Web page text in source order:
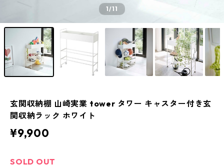
1/11
玄関収納棚 山崎実業 tower タワー キャスター付き玄
関収納ラック ホワイト
¥9,900
SOLD OUT